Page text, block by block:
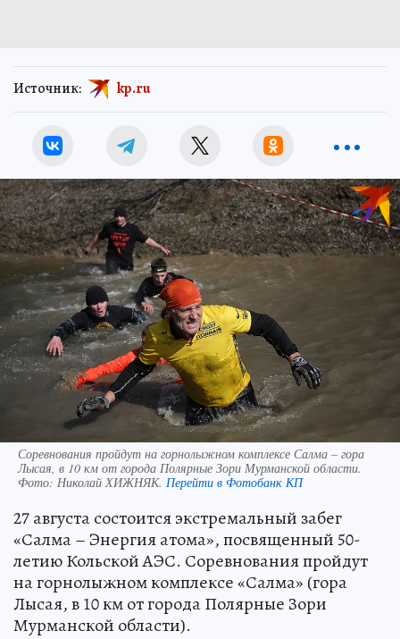
Источник: kp.ru
Соревнования пройдут на горнолыжном комплексе Салма – гора
Лысая, в 10 км от города Полярные Зори Мурманской области.
Фото: Николай ХИЖНЯК. Перейти в Фотобанк КП
27 августа состоится экстремальный забег
«Салма – Энергия атома», посвященный 50-
летию Кольской АЭС. Соревнования пройдут
на горнолыжном комплексе «Салма» (гора
Лысая, в 10 км от города Полярные Зори
Мурманской области).